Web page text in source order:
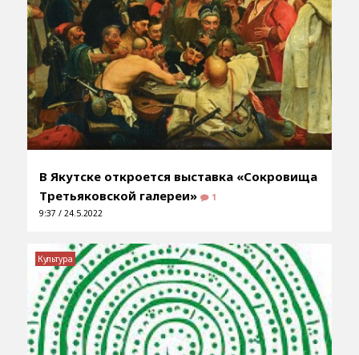
В Якутске откроется выставка «Сокровища
Третьяковской галереи»
1
9:37 / 24.5.2022
Культура